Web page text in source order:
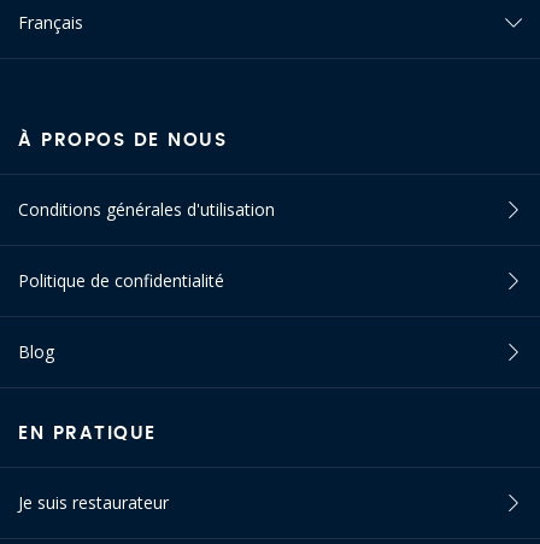
Français
À PROPOS DE NOUS
Conditions générales d'utilisation
Politique de confidentialité
Blog
EN PRATIQUE
Je suis restaurateur